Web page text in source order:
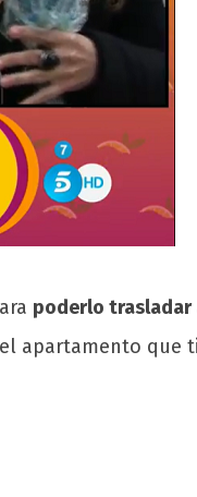
poderlo trasladar
apartamento que